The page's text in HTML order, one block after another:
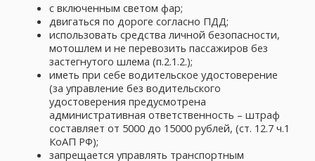
с включенным светом фар;
двигаться по дороге согласно ПДД;
использовать средства личной безопасности,
мотошлем и не перевозить пассажиров без
застегнутого шлема (п.2.1.2.);
иметь при себе водительское удостоверение
(за управление без водительского
удостоверения предусмотрена
административная ответственность – штраф
составляет от 5000 до 15000 рублей, (ст. 12.7 ч.1
КоАП РФ);
запрещается управлять транспортным